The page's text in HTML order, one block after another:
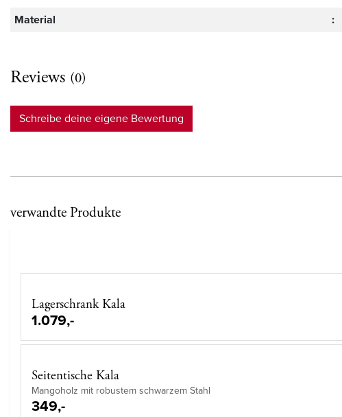
Material
:
Reviews (0)
Schreibe deine eigene Bewertung
verwandte Produkte
Lagerschrank Kala
1.079,-
Seitentische Kala
Mangoholz mit robustem schwarzem Stahl
349,-